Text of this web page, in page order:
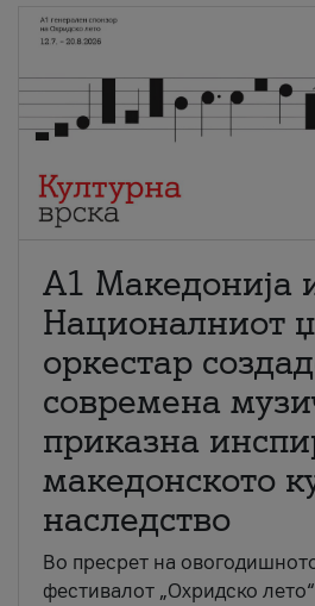
А1 Македонија
Националниот
оркестар
современа
приказна
македонското
наследство
Во пресрет на
фестивалот „Охридско